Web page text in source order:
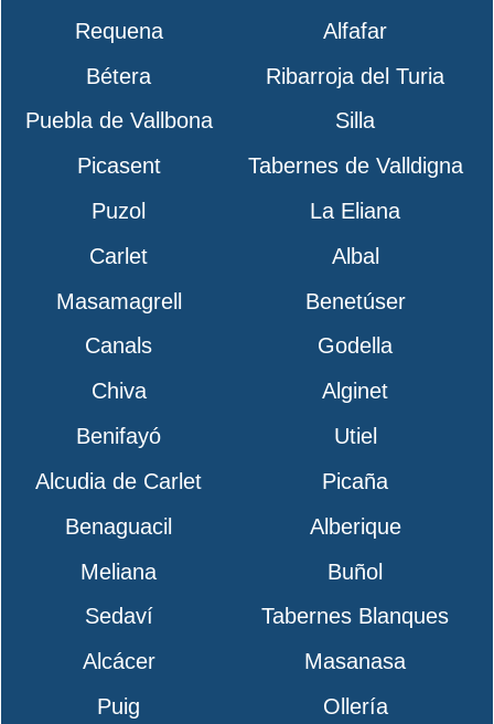
Requena
Alfafar
Bétera
Ribarroja del Turia
Puebla de Vallbona
Silla
Picasent
Tabernes de Valldigna
Puzol
La Eliana
Carlet
Albal
Masamagrell
Benetúser
Canals
Godella
Chiva
Alginet
Benifayó
Utiel
Alcudia de Carlet
Picaña
Benaguacil
Alberique
Meliana
Buñol
Sedaví
Tabernes Blanques
Alcácer
Masanasa
Puig
Ollería